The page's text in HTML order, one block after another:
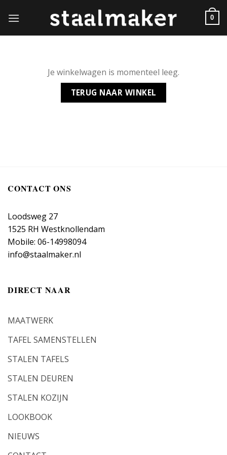
0
Je winkelwagen is momenteel leeg.
TERUG NAAR WINKEL
CONTACT ONS
Loodsweg 27
1525 RH Westknollendam
Mobile: 06-14998094
info@staalmaker.nl
DIRECT NAAR
MAATWERK
TAFEL SAMENSTELLEN
STALEN TAFELS
STALEN DEUREN
STALEN KOZIJN
LOOKBOOK
NIEUWS